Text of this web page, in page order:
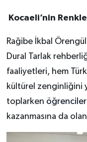
Kocaeli’nin
Rağibe İkbal
Dural Tarlak
faaliyetleri, hem
kültürel zenginliğini
toplarken
kazanmasına da